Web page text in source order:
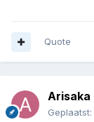
Quote
Arisaka
Geplaatst: